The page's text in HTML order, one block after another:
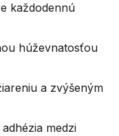
každodennú
húževnatosťou
a zvýšeným
medzi